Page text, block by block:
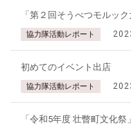
「第２回そうべつモルッ
協力隊活動レポート
初めてのイベント出店
協力隊活動レポート
「令和5年度 壮瞥町文化